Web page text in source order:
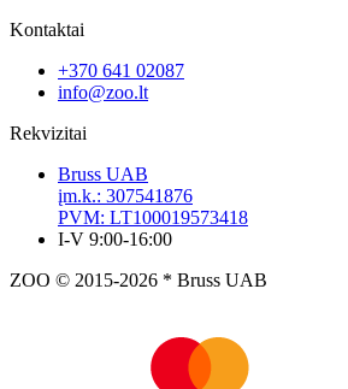
Kontaktai
+370 641 02087
info@zoo.lt
Rekvizitai
Bruss UAB
įm.k.: 307541876
PVM: LT100019573418
I-V 9:00-16:00
ZOO © 2015-2026 * Bruss UAB